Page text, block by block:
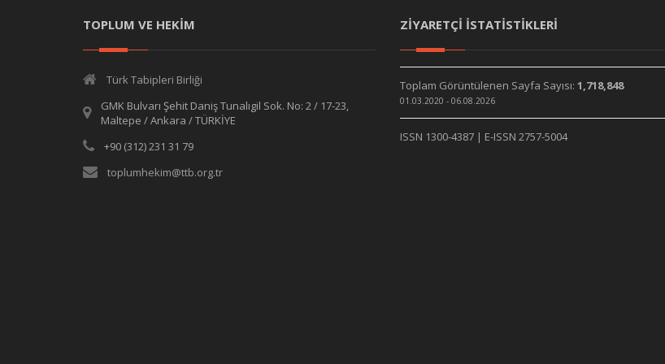
TOPLUM VE HEKİM
Türk Tabipleri Birliği
GMK Bulvarı Şehit Daniş Tunalıgil Sok. No: 2 / 17-23,
Maltepe / Ankara / TÜRKİYE
+90 (312) 231 31 79
toplumhekim@ttb.org.tr
ZİYARETÇİ İSTATİSTİKLERİ
Toplam Görüntülenen Sayfa Sayısı: 1,718,848
01.03.2020 - 06.08.2026
ISSN 1300-4387 | E-ISSN 2757-5004